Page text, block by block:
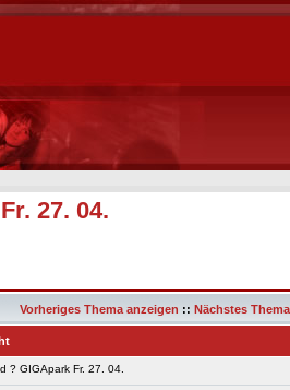
27. 04.
Vorheriges Thema anzeigen :: Nächstes
? GIGApark Fr. 27. 04.